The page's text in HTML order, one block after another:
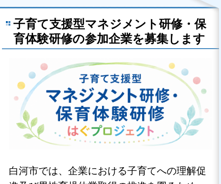
子育て支援型マネジメント研修・保
育体験研修の参加企業を募集します
白河市では、企業における子育てへの理解促